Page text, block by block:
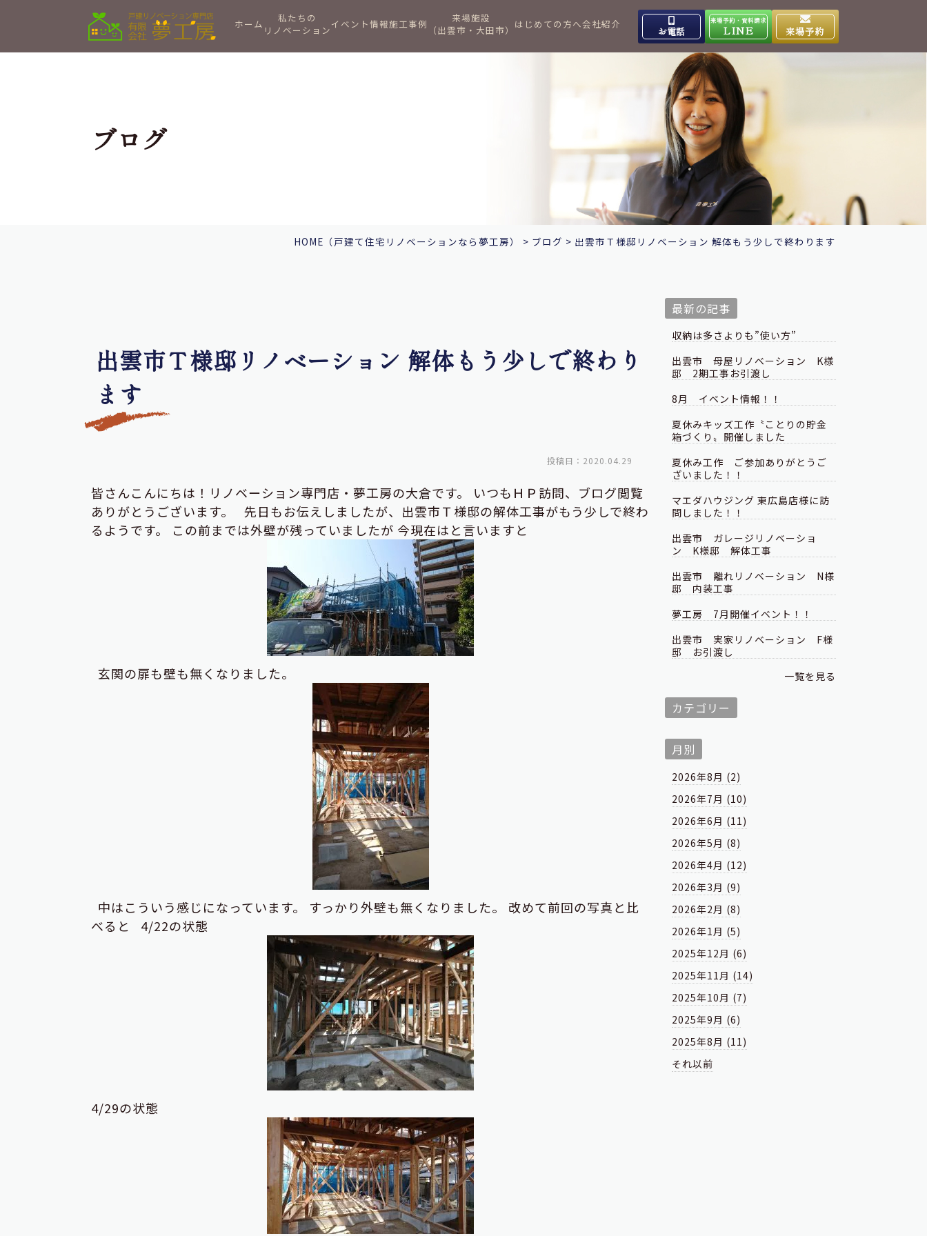
ホーム
私たちの
リノベーションイベント情報施工事例
来場施設
（出雲市・大田市） はじめての方へ会社紹介
お電話
出雲高岡体感ギャラリー
0853-31-4133
9:00～17:00
水曜日
大田ショールーム
0854-86-8640
9:00～17:00
定休日 日曜日
来場予約・資料請求
LINE 来場予約
ブログ
HOME （戸建て住宅リノベーションなら夢工房） > ブログ > 出雲市Ｔ様邸リノベーション 解体もう少しで終わります
出雲市Ｔ様邸リノベーション 解体もう少しで終わり
ます
投稿日：2020.04.29
皆さんこんにちは！リノベーション専門店・夢工房の大倉です。 いつもＨＰ訪問、ブログ閲覧
ありがとうございます。 先日もお伝えしましたが、出雲市Ｔ様邸の解体工事がもう少しで終わ
るようです。 この前までは外壁が残っていましたが 今現在はと言いますと
玄関の扉も壁も無くなりました。
中はこういう感じになっています。 すっかり外壁も無くなりました。 改めて前回の写真と比
べると 4/22の状態
4/29の状態
最新の記事
収納は多さよりも”使い方”
出雲市 母屋リノベーション K様
邸 2期工事お引渡し
8月 イベント情報！！
夏休みキッズ工作〝ことりの貯金
箱づくり〟開催しました
夏休み工作 ご参加ありがとうご
ざいました！！
マエダハウジング 東広島店様に訪
問しました！！
出雲市 ガレージリノベーショ
ン K様邸 解体工事
出雲市 離れリノベーション N様
邸 内装工事
夢工房 7月開催イベント！！
出雲市 実家リノベーション F様
邸 お引渡し
一覧を見る
カテゴリー
月別
2026年8月 (2)
2026年7月 (10)
2026年6月 (11)
2026年5月 (8)
2026年4月 (12)
2026年3月 (9)
2026年2月 (8)
2026年1月 (5)
2025年12月 (6)
2025年11月 (14)
2025年10月 (7)
2025年9月 (6)
2025年8月 (11)
それ以前